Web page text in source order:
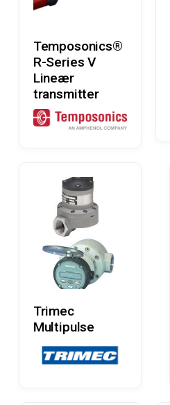
Temposonics®
R-Series V
Lineær
transmitter
Trimec
Multipulse